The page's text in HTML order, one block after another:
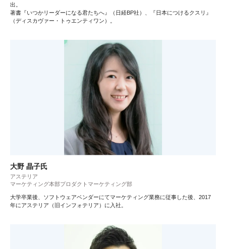
出。
著書『いつかリーダーになる君たちへ』（日経BP社）、『日本につけるクスリ』
（ディスカヴァー・トゥエンティワン）。
大野 晶子氏
アステリア
マーケティング本部プロダクトマーケティング部
大学卒業後、ソフトウェアベンダーにてマーケティング業務に従事した後、2017
年にアステリア（旧インフォテリア）に入社。